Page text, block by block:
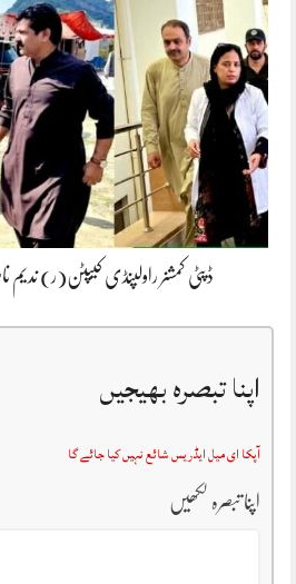
ڈپٹی کمشنر راولپنڈی کیپٹن(ر) ندیم
اپنا تبصرہ بھیجیں
آپکا ای میل ایڈریس شائع نہیں کیا جائے گا
اپنا تبصرہ لکھیں